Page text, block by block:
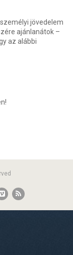
jövedelem
ajánlanátok –
az alábbi